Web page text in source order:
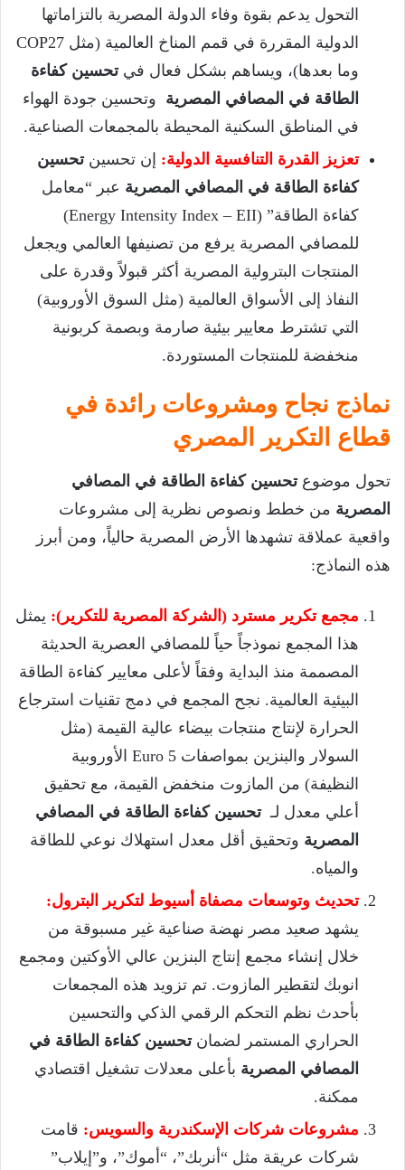
التحول يدعم بقوة وفاء الدولة المصرية بالتزاماتها
الدولية المقررة في قمم المناخ العالمية (مثل COP27
وما بعدها)، ويساهم بشكل فعال فيتحسين كفاءة
الطاقة في المصافي المصرية وتحسين جودة الهواء
في المناطق السكنية المحيطة بالمجمعات الصناعية.
تعزيز القدرة التنافسية الدولية: إن تحسينتحسين
كفاءة الطاقة في المصافي المصرية عبر “معامل
كفاءة الطاقة” (Energy Intensity Index – EII)
للمصافي المصرية يرفع من تصنيفها العالمي ويجعل
المنتجات البترولية المصرية أكثر قبولاً وقدرة على
النفاذ إلى الأسواق العالمية (مثل السوق الأوروبية)
التي تشترط معايير بيئية صارمة وبصمة كربونية
منخفضة للمنتجات المستوردة.
نماذج نجاح ومشروعات رائدة في
قطاع التكرير المصري
تحول موضوعتحسين كفاءة الطاقة في المصافي
المصرية من خطط ونصوص نظرية إلى مشروعات
واقعية عملاقة تشهدها الأرض المصرية حالياً، ومن أبرز
هذه النماذج:
مجمع تكرير مسترد (الشركة المصرية للتكرير): يمثل
هذا المجمع نموذجاً حياً للمصافي العصرية الحديثة
المصممة منذ البداية وفقاً لأعلى معايير كفاءة الطاقة
البيئية العالمية. نجح المجمع في دمج تقنيات استرجاع
الحرارة لإنتاج منتجات بيضاء عالية القيمة (مثل
السولار والبنزين بمواصفات Euro 5 الأوروبية
النظيفة) من المازوت منخفض القيمة، مع تحقيق
أعلي معدل لـتحسين كفاءة الطاقة في المصافي
المصرية وتحقيق أقل معدل استهلاك نوعي للطاقة
والمياه.
تحديث وتوسعات مصفاة أسيوط لتكرير البترول:
يشهد صعيد مصر نهضة صناعية غير مسبوقة من
خلال إنشاء مجمع إنتاج البنزين عالي الأوكتين ومجمع
انوبك لتقطير المازوت. تم تزويد هذه المجمعات
بأحدث نظم التحكم الرقمي الذكي والتحسين
الحراري المستمر لضمانتحسين كفاءة الطاقة في
المصافي المصرية بأعلى معدلات تشغيل اقتصادي
ممكنة.
مشروعات شركات الإسكندرية والسويس: قامت
شركات عريقة مثل “أنربك”، “أموك”، و”إيلاب”